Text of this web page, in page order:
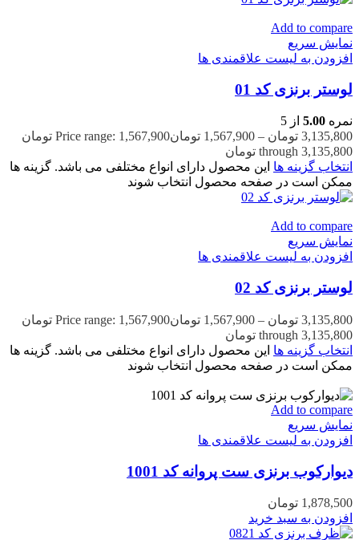
Add to compare
نمایش سریع
افزودن به لیست علاقمندی ها
لوستر برنزی کد 01
نمره 5.00 از 5
3,135,800 تومان –
1,567,900 تومان
Price range: 1,567,900 تومان
through 3,135,800 تومان
انتخاب گزینه ها این محصول دارای انواع مختلفی می باشد. گزینه ها
ممکن است در صفحه محصول انتخاب شوند
Add to compare
نمایش سریع
افزودن به لیست علاقمندی ها
لوستر برنزی کد 02
3,135,800 تومان –
1,567,900 تومان
Price range: 1,567,900 تومان
through 3,135,800 تومان
انتخاب گزینه ها این محصول دارای انواع مختلفی می باشد. گزینه ها
ممکن است در صفحه محصول انتخاب شوند
Add to compare
نمایش سریع
افزودن به لیست علاقمندی ها
دیوارکوب برنزی ست پروانه کد 1001
1,878,500 تومان
افزودن به سبد خرید